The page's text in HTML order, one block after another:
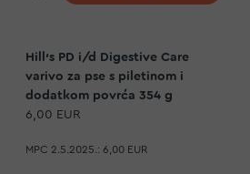
Hill's PD i/d Digestive Care
varivo za pse s piletinom i
dodatkom povrća 354 g
6,00 EUR
MPC 2.5.2025.: 6,00 EUR